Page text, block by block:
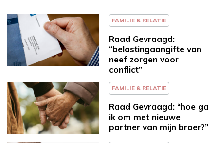
FAMILIE & RELATIE
Raad Gevraagd:
“belastingaangifte van
neef zorgen voor
conflict”
FAMILIE & RELATIE
Raad Gevraagd: “hoe ga
ik om met nieuwe
partner van mijn broer?”